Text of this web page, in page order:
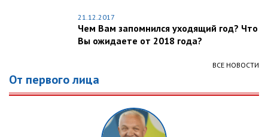
21.12.2017
Чем Вам запомнился уходящий год? Что
Вы ожидаете от 2018 года?
ВСЕ НОВОСТИ
От первого лица